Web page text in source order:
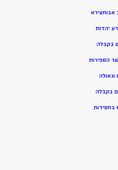
אבוחצירא
יהדות
בקבלה
הספירות
וגאולה
בקבלה
בחסידות